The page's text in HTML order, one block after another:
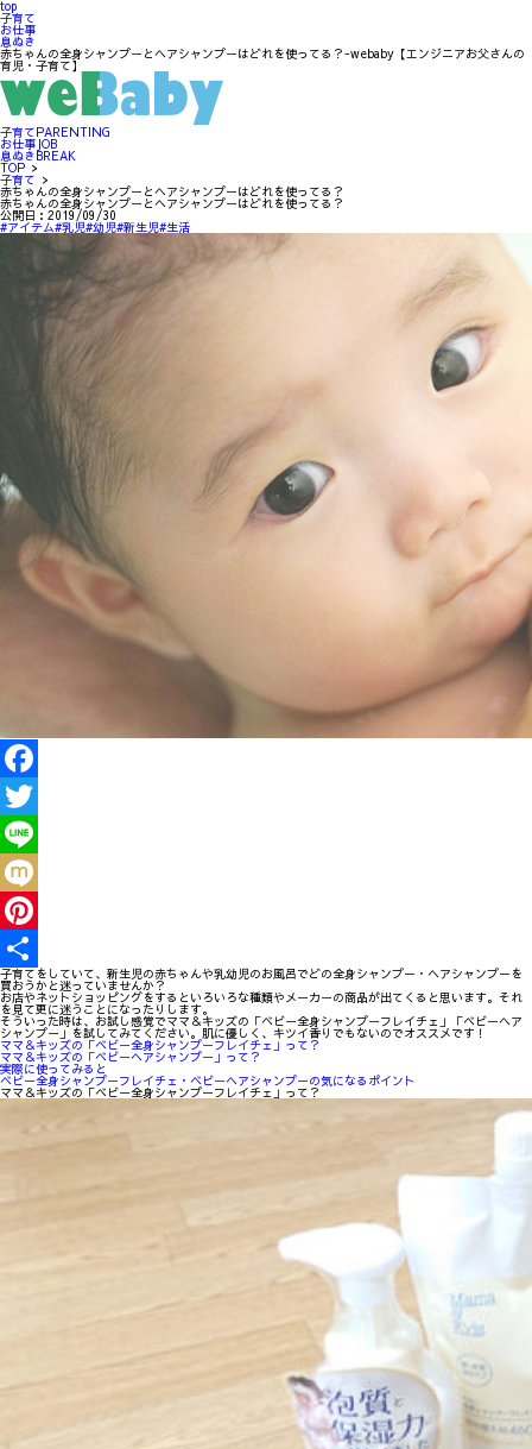
top
子育て
お仕事
息ぬき
赤ちゃんの全身シャンプーとヘアシャンプーはどれを使ってる？-webaby【エンジニアお父さんの
育児・子育て】
子育てPARENTING
お仕事 JOB
息ぬきBREAK
TOP >
子育て >
赤ちゃんの全身シャンプーとヘアシャンプーはどれを使ってる？
赤ちゃんの全身シャンプーとヘアシャンプーはどれを使ってる？
公開日： 2019/09/30
#アイテム#乳児#幼児#新生児#生活
Facebook
Twitter
Line
Mixi
Pinterest
共
有
子育てをしていて、新生児の赤ちゃんや乳幼児のお風呂でどの全身シャンプー・ヘアシャンプーを
買おうかと迷っていませんか？
お店やネットショッピングをするといろいろな種類やメーカーの商品が出てくると思います。それ
を見て更に迷うことになったりします。
そういった時は、お試し感覚でママ＆キッズの「ベビー全身シャンプーフレイチェ」「ベビーヘア
シャンプー」を試してみてください。肌に優しく、キツイ香りでもないのでオススメです！
ママ＆キッズの「ベビー全身シャンプーフレイチェ」って？
ママ＆キッズの「ベビーヘアシャンプー」って？
実際に使ってみると
ベビー全身シャンプーフレイチェ・ベビーヘアシャンプーの気になるポイント
ママ＆キッズの「ベビー全身シャンプーフレイチェ」って？